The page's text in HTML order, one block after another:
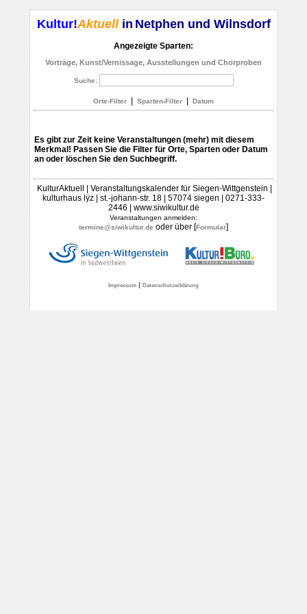
Kultur!Aktuellin Netphen und Wilnsdorf
Angezeigte Sparten:
Vorträge, Kunst/Vernissage, Ausstellungen und Chorproben
Suche:
Orte-Filter Sparten-Filter Datum
Es gibt zur Zeit keine Veranstaltungen (mehr) mit diesem
Merkmal! Passen Sie die Filter für Orte, Sparten oder Datum
an oder löschen Sie den Suchbegriff.
KulturAktuell | Veranstaltungskalender für Siegen-Wittgenstein |
kulturhaus lÿz | st.-johann-str. 18 | 57074 siegen | 0271-333-
2446 | www.siwikultur.de
Veranstaltungen anmelden:
termine@siwikultur.de oder über [Formular]
Impressum | Datenschutzerklärung